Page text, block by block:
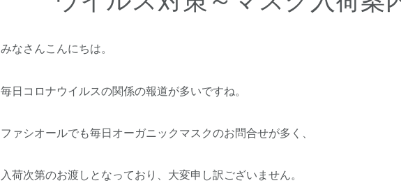
みなさんこんにちは。
毎日コロナウイルスの関係の報道が多いですね。
ファシオールでも毎日オーガニックマスクのお問合せが多く、
入荷次第のお渡しとなっており、大変申し訳ございません。